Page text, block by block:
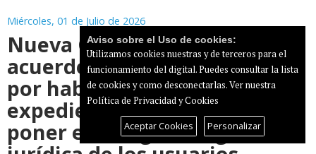
Miércoles, 01 de Julio de 2026
Nueva Canarias recurre el
acuerdo del Puerto de Mogán
por haberse aprobado con un
expediente incompleto y por
poner en riesgo la seguridad
Aviso sobre el Uso de cookies:
Utilizamos cookies nuestras y de terceros para el
funcionamiento del digital. Puedes consultar la lista
de cookies y como desconectarlas.Ver nuestra
Política de Privacidad y Cookies
Aceptar Cookies Personalizar